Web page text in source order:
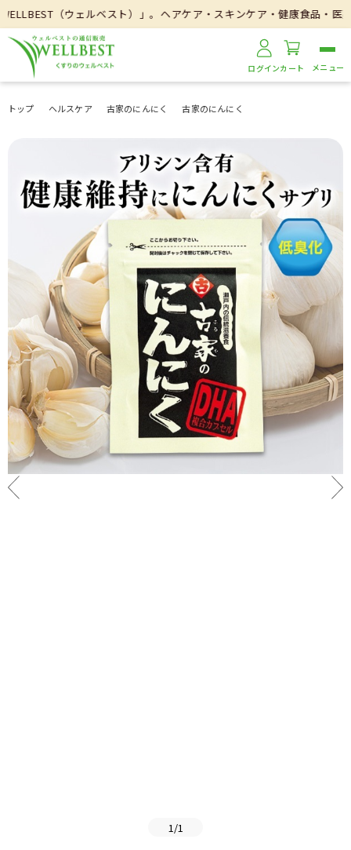
（ウェルベスト）」。ヘアケア・スキンケア・健康食品・医薬品な
ログインカート
トップ ヘルスケア 古家のにんにく 古家のにんにく
1 /1